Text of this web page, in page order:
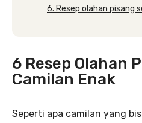
6. Resep olahan pisang
6 Resep Olahan
Camilan Enak
Seperti apa camilan yang